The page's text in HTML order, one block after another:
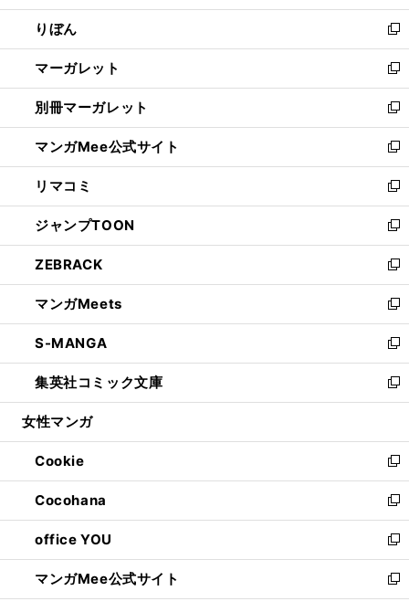
開
く
ウ
で
開
く
ン
ド
ウ
で
開
く
ウ
ィ
ン
ド
ウ
で
開
く
りぼん
新
し
い
ウ
ィ
ン
ド
ウ
で
開
く
マーガレット
新
し
い
ウ
ィ
ン
ド
ウ
で
開
く
別冊マーガレット
新
し
い
ウ
ィ
ン
ド
ウ
で
開
く
マンガMee公式サイト
新
し
い
ウ
ィ
ン
ド
ウ
で
開
く
リマコミ
新
し
い
ウ
ィ
ン
ド
ウ
で
開
く
ジャンプTOON
新
し
い
ウ
ィ
ン
ド
ウ
で
開
ZEBRACK
新
し
い
ウ
ィ
ン
ド
ウ
開
く
マンガMeets
新
し
い
ウ
ィ
ン
ウ
で
開
く
S-MANGA
新
し
い
ウ
ン
ド
ウ
で
開
く
集英社コミック文庫
新
し
ウ
ィ
ン
ド
ウ
で
開
く
女性マンガ
Cookie
新
し
い
ウ
ィ
ン
ド
ウ
Cocohana
新
し
い
ウ
ィ
ン
office YOU
新
し
い
ウ
マンガMee公式サイト
新
し